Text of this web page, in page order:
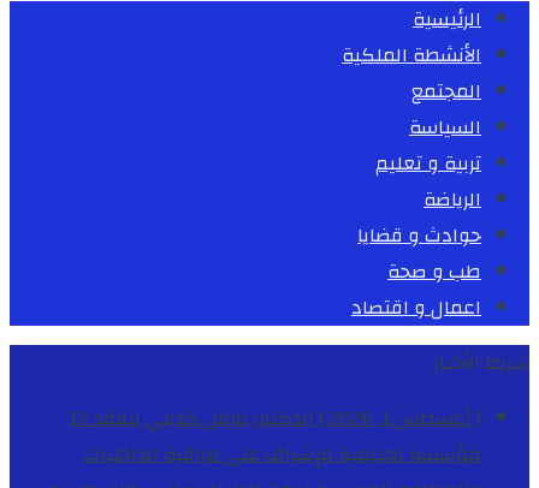
الرئيسية
الأنشطة الملكية
المجتمع
السياسة
تربية و تعليم
الرياضة
حوادث و قضايا
طب و صحة
اعمال و اقتصاد
شريط الأخبار
[ أغسطس 1, 2026 ]
الدكتور نوفل كديلي يتفقد 12
مؤسسة تعليمية للإشراف على مراقبة الداخليات